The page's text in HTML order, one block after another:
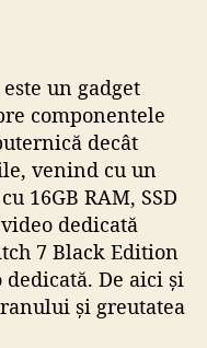
un gadget
componentele
decât
venind cu un
16GB RAM, SSD
dedicată
7 Black Edition
dedicată. De aici și
și greutatea